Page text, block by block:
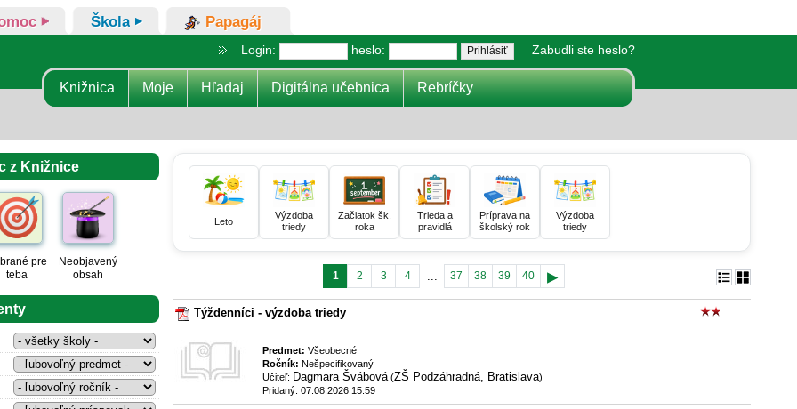
Škola Papagáj
Login: heslo: Zabudli ste heslo?
Knižnica Moje Hľadaj Digitálna učebnica Rebríčky
z Knižnice
pre
teba
Neobjavený
obsah
Leto
Výzdoba
triedy
Začiatok šk.
roka
Trieda a
pravidlá
Príprava na
školský rok
Výzdoba
triedy
1 2 3 4 37 38 39 40 ▸
Týždenníci - výzdoba triedy
Predmet: Všeobecné
Ročník: Nešpecifikovaný
Učiteľ: Dagmara Švábová (ZŠ Podzáhradná, Bratislava)
Pridaný: 07.08.2026 15:59